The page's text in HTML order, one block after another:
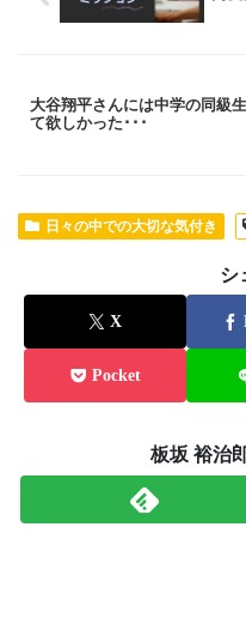
大谷翔平さんには中学の同級
て欲しかった･･･
日々の中での大切な気付き
シ
X
Pocket
板坂 裕治